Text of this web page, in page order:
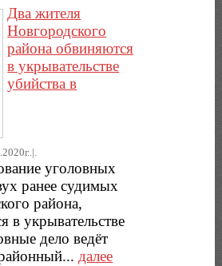
Два жителя
Новгородского
района обвиняются
в укрывательстве
убийства в
уголовных
ранее судимых
района,
в укрывательстве
дело ведёт
далее